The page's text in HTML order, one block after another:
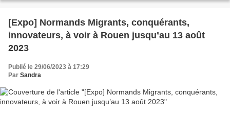
[Expo] Normands Migrants, conquérants,
innovateurs, à voir à Rouen jusqu’au 13 août
2023
Publié le 29/06/2023 à 17:29
Par Sandra